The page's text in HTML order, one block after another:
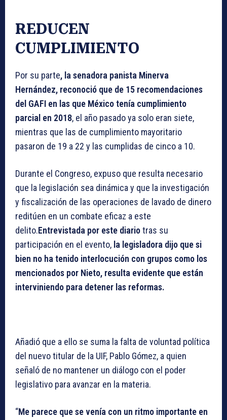
REDUCEN
CUMPLIMIENTO
Por su parte, la senadora panista Minerva
Hernández, reconoció que de 15 recomendaciones
del GAFI en las que México tenía cumplimiento
parcial en 2018, el año pasado ya solo eran siete,
mientras que las de cumplimiento mayoritario
pasaron de 19 a 22 y las cumplidas de cinco a 10.
Durante el Congreso, expuso que resulta necesario
que la legislación sea dinámica y que la investigación
y fiscalización de las operaciones de lavado de dinero
reditúen en un combate eficaz a este
delito.Entrevistada por este diariotras su
participación en el evento, la legisladora dijo que si
bien no ha tenido interlocución con grupos como los
mencionados por Nieto, resulta evidente que están
interviniendo para detener las reformas.
Añadió que a ello se suma la falta de voluntad política
del nuevo titular de la UIF, Pablo Gómez, a quien
señaló de no mantener un diálogo con el poder
legislativo para avanzar en la materia.
“Me parece que se venía con un ritmo importante en